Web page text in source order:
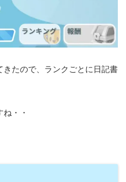
きたので、ランクごとに日記書
・・